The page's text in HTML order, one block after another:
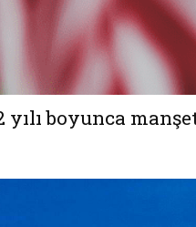
yılı boyunca